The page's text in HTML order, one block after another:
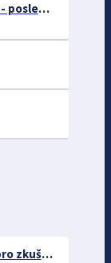
Appenzellský salašnický pes - poslední pejsek z vrhu B
Sklípkan modravý - pavouk pro zkušené chovatele